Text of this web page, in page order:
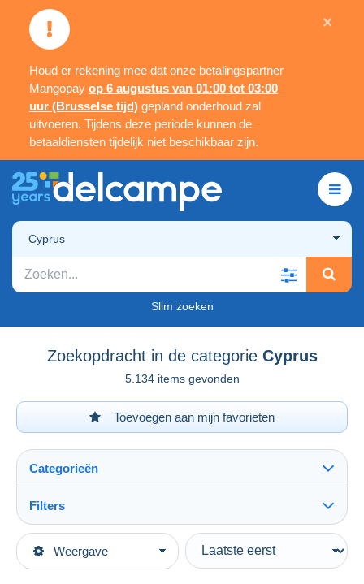
Houd er rekening mee dat onze betalingspartner
Mangopay op 6 augustus van 01:00 tot 03:00
uur (Brusselse tijd) gepland onderhoud zal
uitvoeren. Tijdens deze periode kunnen de
betaaldiensten tijdelijk niet beschikbaar zijn.
×
Cyprus
Slim zoeken
Zoekopdracht in de categorie Cyprus
5.134 items gevonden
Toevoegen aan mijn favorieten
Weergave
Categorieën
Topcategorieën
Filters
Type verkopen
Actief